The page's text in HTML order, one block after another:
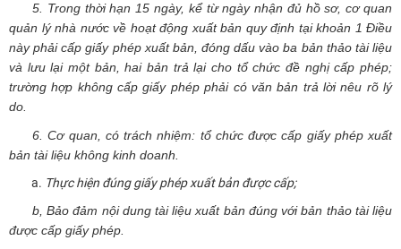
5. Trong thời hạn 15 ngày, kể từ ngày nhận đủ hồ sơ, cơ quan
quản lý nhà nước về hoạt động xuất bản quy định tại khoản 1 Điều
này phải cấp giấy phép xuất bản, đóng dấu vào ba bản thảo tài liệu
và lưu lại một bản, hai bản trả lại cho tổ chức đề nghị cấp phép;
trường hợp không cấp giấy phép phải có văn bản trả lời nêu rõ lý
do.
6. Cơ quan, có trách nhiệm: tổ chức được cấp giấy phép xuất
bản tài liệu không kinh doanh.
Thực hiện đúng giấy phép xuất bản được cấp;
b, Bảo đảm nội dung tài liệu xuất bản đúng với bản thảo tài liệu
được cấp giấy phép.